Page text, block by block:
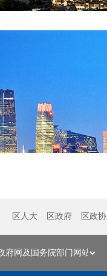
区人大 区政府 区政协